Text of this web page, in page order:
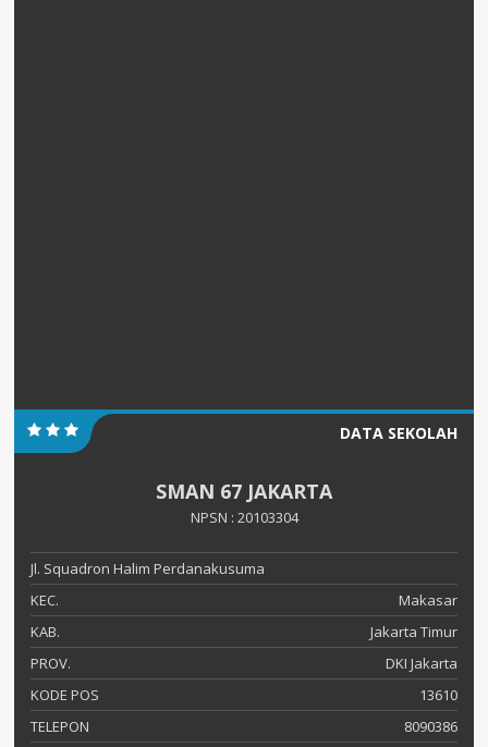
DATA SEKOLAH
SMAN 67 JAKARTA
NPSN : 20103304
Jl. Squadron Halim Perdanakusuma
KEC.
Makasar
KAB.
Jakarta Timur
PROV.
DKI Jakarta
KODE POS
13610
TELEPON
8090386